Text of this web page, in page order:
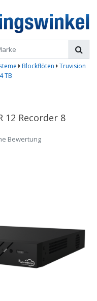
Blockflöten
Truvision
TB
12 Recorder 8
Bewertung